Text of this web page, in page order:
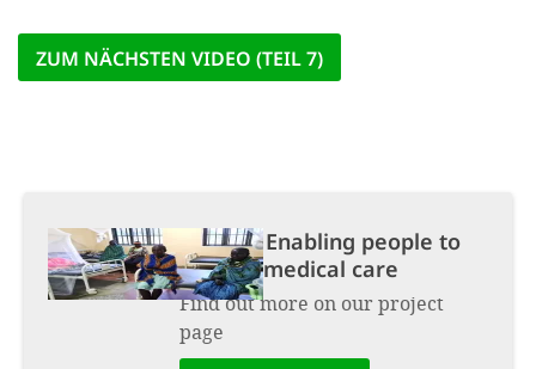
ZUM NÄCHSTEN VIDEO (TEIL 7)
Project:Enabling people to
receive medical care
Find out more on our project
page